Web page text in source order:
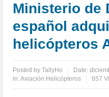
Ministerio de
español
helicópteros
Posted byTallyHo Date:
in:Aviación Helicópteros 657